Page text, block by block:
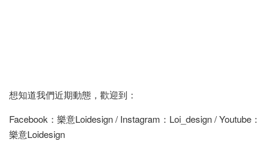
想知道我們近期動態，歡迎到：
Facebook：樂意Loidesign / Instagram：Loi_design / Youtube：
樂意Loidesign